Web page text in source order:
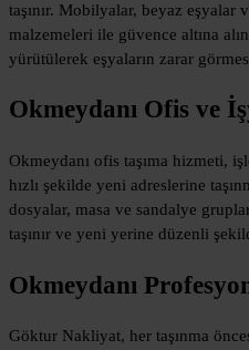
taşınır. Mobilyalar, beyaz eşyalar
malzemeleri ile güvence altına
yürütülerek eşyaların zarar
Okmeydanı Ofis ve
Okmeydanı ofis taşıma hizmeti,
hızlı şekilde yeni adreslerine
dosyalar, masa ve sandalye
taşınır ve yeni yerine düzenli
Okmeydanı
Göktur Nakliyat, her taşınma